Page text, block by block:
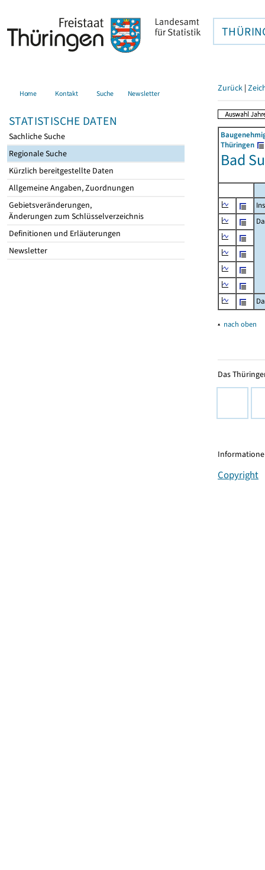
Home Kontakt Suche Newsletter
STATISTISCHE DATEN
Sachliche Suche
Regionale Suche
Kürzlich bereitgestellte Daten
Allgemeine Angaben, Zuordnungen
Gebietsveränderungen,
Änderungen zum Schlüsselverzeichnis
Definitionen und Erläuterungen
Newsletter
Zurück |
Thüringen
Bad
▴ nach oben
Das
Copyright